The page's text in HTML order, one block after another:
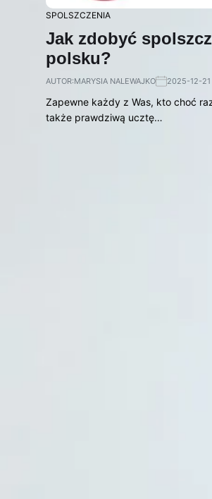
SPOLSZCZENIA
Jak zdobyć
polsku?
AUTOR:MARYSIA NALEWAJKO 2025-12-21
Zapewne każdy z Was, kto choć
także prawdziwą ucztę…